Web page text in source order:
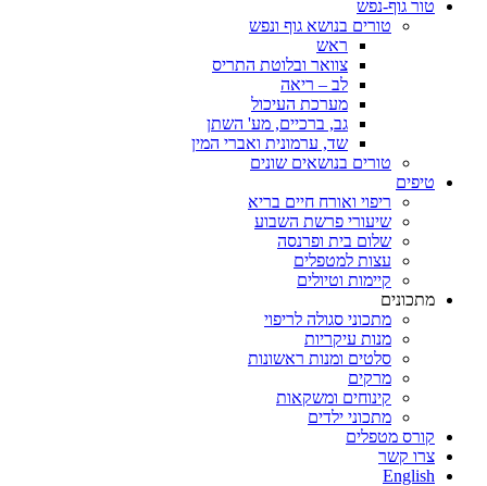
טור גוף-נפש
טורים בנושא גוף ונפש
ראש
צוואר ובלוטת התריס
לב – ריאה
מערכת העיכול
גב, ברכיים, מע' השתן
שד, ערמונית ואברי המין
טורים בנושאים שונים
טיפים
ריפוי ואורח חיים בריא
שיעורי פרשת השבוע
שלום בית ופרנסה
עצות למטפלים
קיימות וטיולים
מתכונים
מתכוני סגולה לריפוי
מנות עיקריות
סלטים ומנות ראשונות
מרקים
קינוחים ומשקאות
מתכוני ילדים
קורס מטפלים
צרו קשר
English